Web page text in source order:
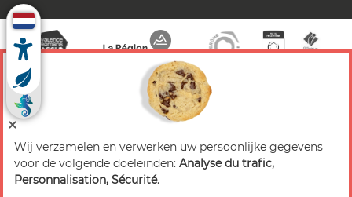
© 2026 Valence Romans Tourisme — Alle rechten
voorbehouden
Wij verzamelen en verwerken uw persoonlijke gegevens
voor de volgende doeleinden: Analyse du trafic,
Personnalisation, Sécurité.